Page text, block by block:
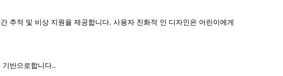
추적 및 비상 지원을 제공합니다. 사용자 친화적 인 디자인은 어린이에게
반으로합니다..